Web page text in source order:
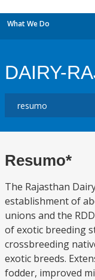
What We Do
DAIRY-
Resumo*
The Rajasthan
establishment of
unions and the
of exotic breeding
crossbreeding
exotic breeds.
fodder, improved